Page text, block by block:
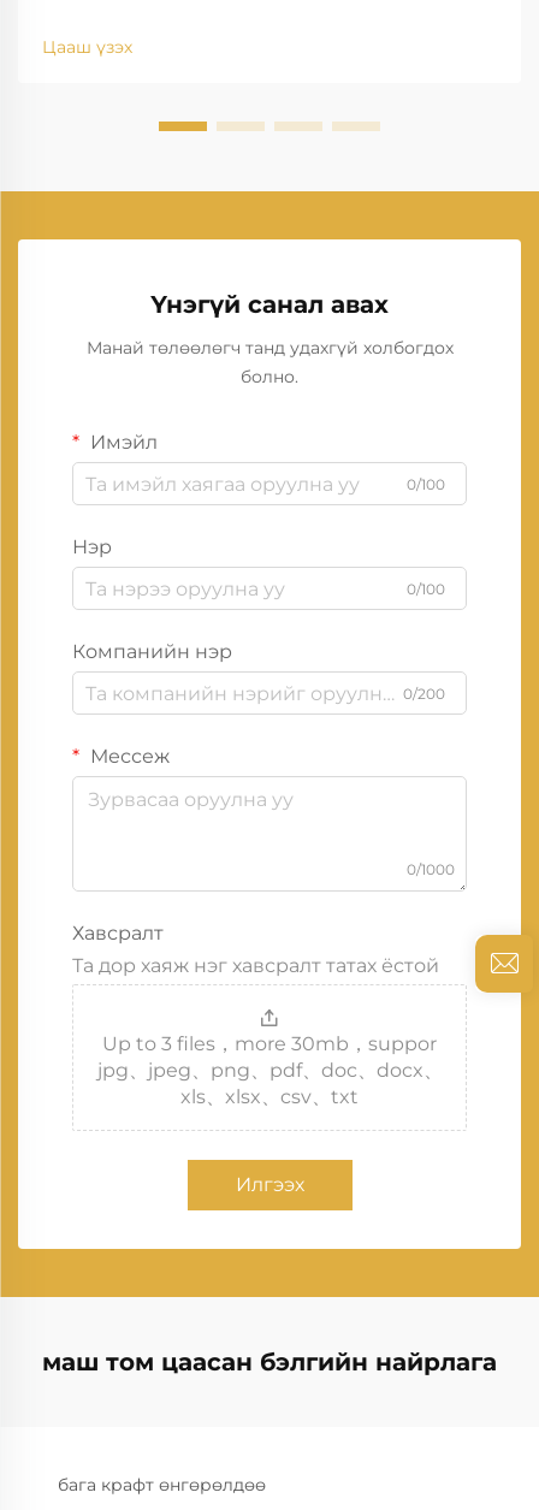
Цааш үзэх
Үнэгүй санал авах
Манай төлөөлөгч танд удахгүй холбогдох
болно.
Имэйл
0/100
Нэр
0/100
Компанийн нэр
0/200
Мессеж
0/1000
Хавсралт
Та дор хаяж нэг хавсралт татах ёстой
Up to 3 files，more 30mb，suppor
jpg、jpeg、png、pdf、doc、docx、
xls、xlsx、csv、txt
Илгээх
маш том цаасан бэлгийн найрлага
бага крафт өнгөрөлдөө